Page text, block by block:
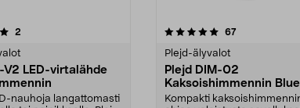
2
V2 LED-virtalähde
nauhoja langattomasti
5.0 viidestä
67arvostelut
Plejd-älyvalot
Plejd DIM-02
Kaksoishimmennin
Kompakti
5.0 viidestä